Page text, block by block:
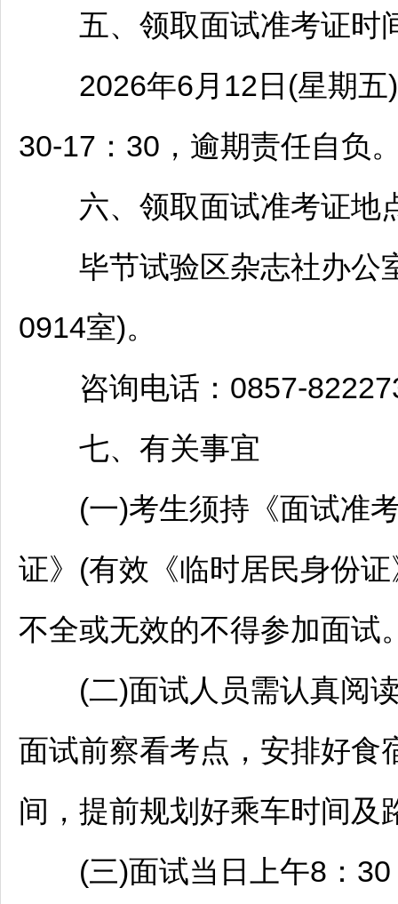
五、领取面试准考证时
2026年6月12日(星期五)
30-17：30，逾期责任自负
六、领取面试准考证地
毕节试验区杂志社办公
0914室)。
咨询电话：0857-
七、有关事宜
(一)考生须持《面试准考
证》(有效《临时居民身份
不全或无效的不得参加面试
(二)面试人员需认真阅读
面试前察看考点，安排好食
间，提前规划好乘车时间及
(三)面试当日上午8：30